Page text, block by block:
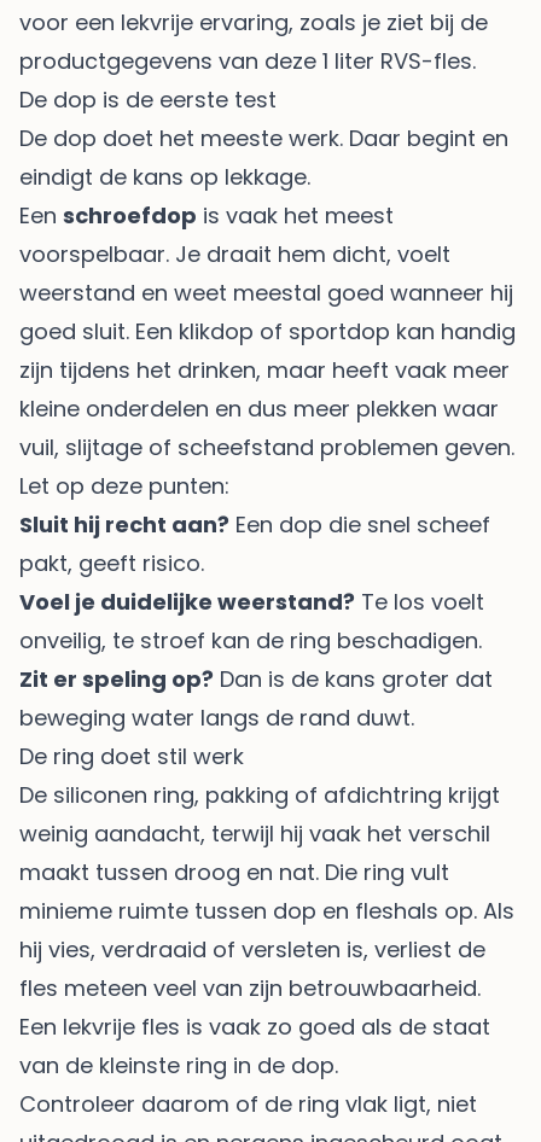
voor een lekvrije ervaring, zoals je ziet bij de
productgegevens van deze 1 liter RVS-fles.
De dop is de eerste test
De dop doet het meeste werk. Daar begint en
eindigt de kans op lekkage.
Een schroefdop is vaak het meest
voorspelbaar. Je draait hem dicht, voelt
weerstand en weet meestal goed wanneer hij
goed sluit. Een klikdop of sportdop kan handig
zijn tijdens het drinken, maar heeft vaak meer
kleine onderdelen en dus meer plekken waar
vuil, slijtage of scheefstand problemen geven.
Let op deze punten:
Sluit hij recht aan? Een dop die snel scheef
pakt, geeft risico.
Voel je duidelijke weerstand? Te los voelt
onveilig, te stroef kan de ring beschadigen.
Zit er speling op? Dan is de kans groter dat
beweging water langs de rand duwt.
De ring doet stil werk
De siliconen ring, pakking of afdichtring krijgt
weinig aandacht, terwijl hij vaak het verschil
maakt tussen droog en nat. Die ring vult
minieme ruimte tussen dop en fleshals op. Als
hij vies, verdraaid of versleten is, verliest de
fles meteen veel van zijn betrouwbaarheid.
Een lekvrije fles is vaak zo goed als de staat
van de kleinste ring in de dop.
Controleer daarom of de ring vlak ligt, niet